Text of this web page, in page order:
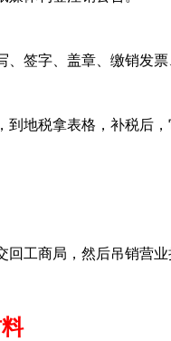
字、盖章、缴销发票
税拿表格，补税后，
工商局，然后吊销营业